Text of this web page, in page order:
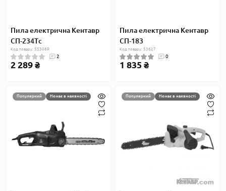
Пила електрична Кентавр
СП-234Тc
Код товару: 55308R
2
2 289 ₴
Пила електрична Кентавр
СП-183
Код товару: 53627
0
1 835 ₴
Популярний Немає в наявності Популярний Немає в наявності